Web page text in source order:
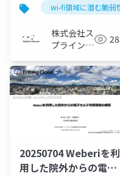
wi-fi領域に潜む脆弱
株式会社ス
プライン・
ク
20250704 Weberiを利
用した院外からの電子